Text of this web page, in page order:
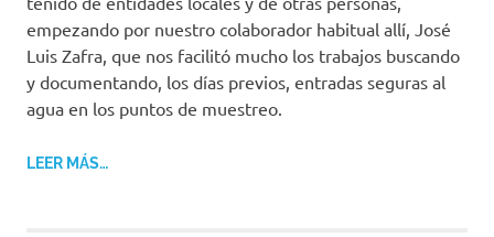
empezando por nuestro colaborador habitual allí, José
Luis Zafra, que nos facilitó mucho los trabajos buscando
y documentando, los días previos, entradas seguras al
agua en los puntos de muestreo.
LEER MÁS…